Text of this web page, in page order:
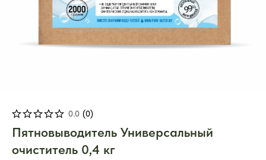
0.0 (0)
Пятновыводитель Универсальный
очиститель 0,4 кг